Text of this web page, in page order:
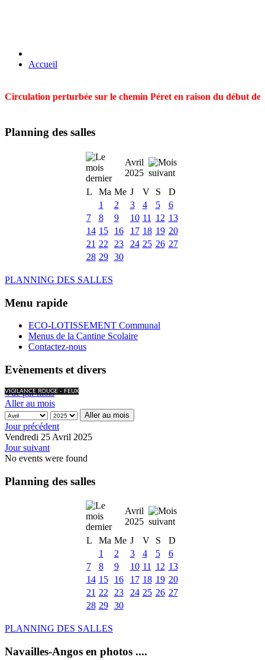
Accueil
Circulation perturbée sur le chemin Péret en raison du début
Planning des salles
Avril
2025
L
Ma Me J V S
D
1
2 3 4 5
6
7
8 9 10 11 12 13
14 15 16 17 18 19 20
21 22 23 24 25 26 27
28 29 30
PLANNING DES SALLES
Menu rapide
ECO-LOTISSEMENT Communal
Menus de la Cantine Scolaire
Contactez-nous
Evènements et divers
VIGILANCE ROUGE - FEUX
Vue par mois
Aller au mois
Aller au mois
Jour précédent
Vendredi 25 Avril 2025
Jour suivant
No events were found
Planning des salles
Avril
2025
L
Ma Me J V S
D
1
2 3 4 5
6
7
8 9 10 11 12 13
14 15 16 17 18 19 20
21 22 23 24 25 26 27
28 29 30
PLANNING DES SALLES
Navailles-Angos en photos ....